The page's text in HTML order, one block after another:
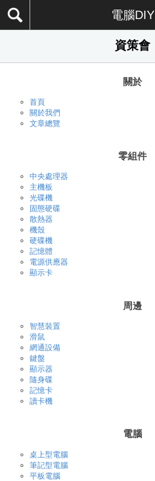
電腦DIY
資策會
關於
首頁
關於我們
文章總覽
零組件
中央處理器
主機板
光碟機
固態硬碟
散熱器
機殼
硬碟機
記憶體
電源供應器
顯示卡
周邊
智慧裝置
滑鼠
網通設備
鍵盤
顯示器
隨身碟
記憶卡
讀卡機
電腦
桌上型電腦
筆記型電腦
平板電腦